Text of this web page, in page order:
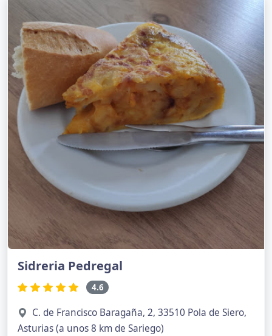
Sidreria Pedregal
4.6
C. de Francisco Baragaña, 2, 33510 Pola de Siero,
Asturias (a unos 8 km de Sariego)